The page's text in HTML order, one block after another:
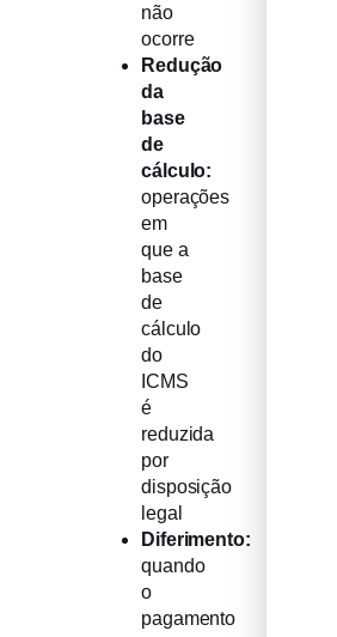
não
ocorre
Redução
da
base
de
cálculo:
operações
em
que a
base
de
cálculo
do
ICMS
é
reduzida
por
disposição
legal
Diferimento:
quando
o
pagamento